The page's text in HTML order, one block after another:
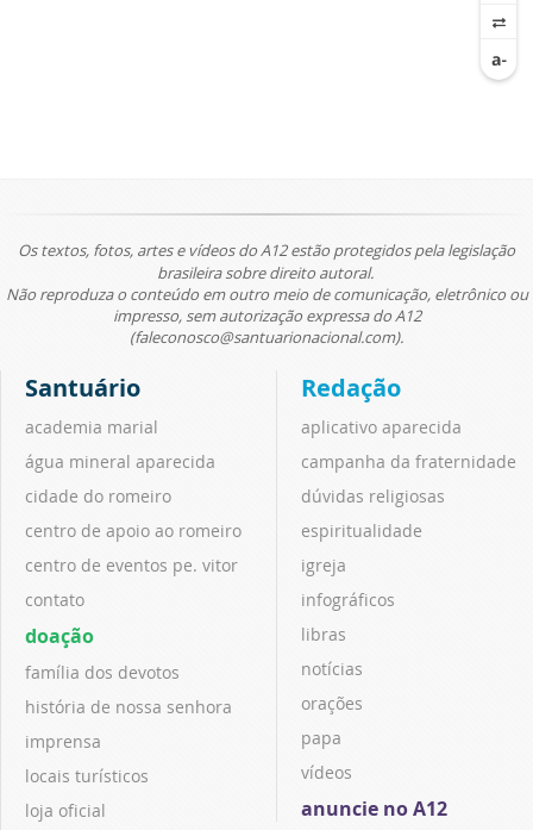
Os textos, fotos, artes e vídeos do A12 estão protegidos pela legislação
brasileira sobre direito autoral.
Não reproduza o conteúdo em outro meio de comunicação, eletrônico ou
impresso, sem autorização expressa do A12
(faleconosco@santuarionacional.com).
Santuário
academia marial
água mineral aparecida
cidade do romeiro
centro de apoio ao romeiro
centro de eventos pe. vitor
contato
doação
família dos devotos
história de nossa senhora
imprensa
locais turísticos
loja oficial
Redação
aplicativo aparecida
campanha da fraternidade
dúvidas religiosas
espiritualidade
igreja
infográficos
libras
notícias
orações
papa
vídeos
anuncie no A12